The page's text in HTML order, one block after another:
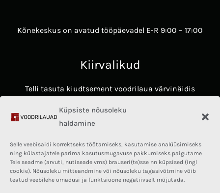
Küpsiste nõusoleku
haldamine
Selle veebisaidi korrektseks töötamiseks, kasutamise analüüsimiseks
ning külastajatele parima kasutusmugavuse pakkumiseks paigutame
Teie seadme (arvuti, nutiseade vms) brauseri(te)sse nn küpsised (ingl
cookie). Nõusoleku mitteandmine või nõusoleku tagasivõtmine võib
teatud veebilehe omadusi ja funktsioone negatiivselt mõjutada.
Kõnekeskus on avatud tööpäevadel E-R 9:00 – 17:00
Kiirvalikud
Telli tasuta kiudtsement voodrilaua värvinäidis
Hardie® Architectural Panel
Fassaadikalkulaator
Kasulik teave
Privaatsuspoliitika